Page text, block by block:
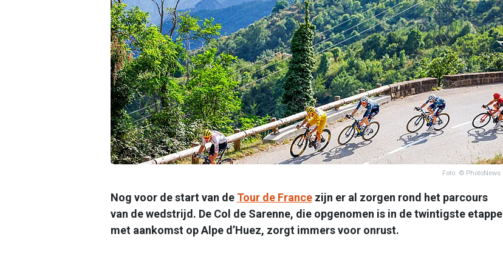
Foto: © PhotoNews
Nog voor de start van de Tour de Francezijn er al zorgen rond het parcours
van de wedstrijd. De Col de Sarenne, die opgenomen is in de twintigste etappe
met aankomst op Alpe d’Huez, zorgt immers voor onrust.